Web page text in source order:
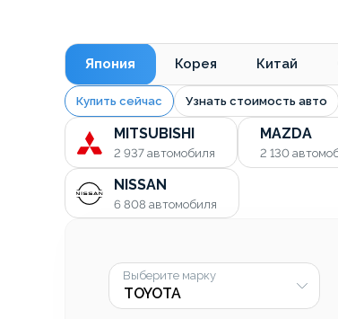
Япония Корея Китай
Купить сейчас Узнать стоимость авто
MITSUBISHI
2 937 автомобиля
MAZDA
2 130
NISSAN
6 808 автомобиля
Выберите марку